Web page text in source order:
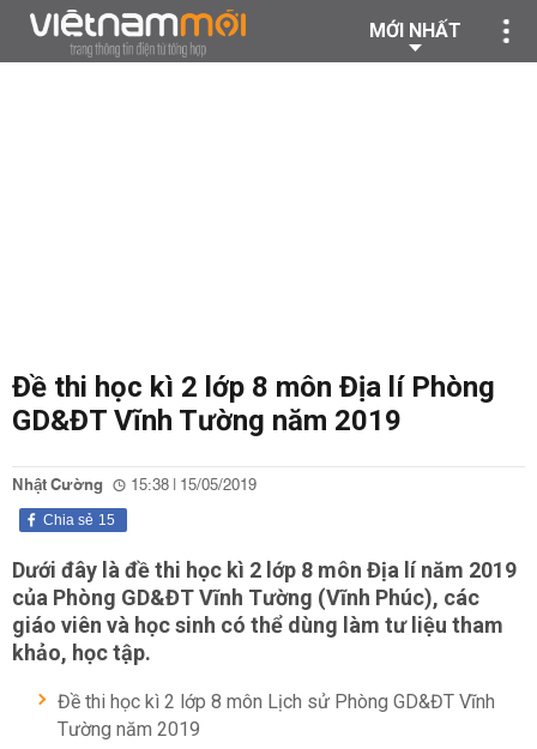
MỚI NHẤT
Đề thi học kì 2 lớp 8 môn Địa lí Phòng
GD&ĐT Vĩnh Tường năm 2019
Nhật Cường 15:38 | 15/05/2019
15
Chia sẻ
Dưới đây là đề thi học kì 2 lớp 8 môn Địa lí năm 2019
của Phòng GD&ĐT Vĩnh Tường (Vĩnh Phúc), các
giáo viên và học sinh có thể dùng làm tư liệu tham
khảo, học tập.
Đề thi học kì 2 lớp 8 môn Lịch sử Phòng GD&ĐT Vĩnh
Tường năm 2019